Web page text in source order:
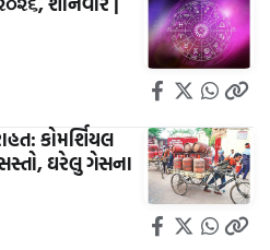
કોમર્શિયલ
ઘરેલુ ગેસના